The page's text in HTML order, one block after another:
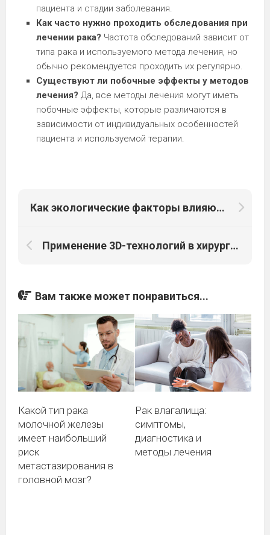
пациента и стадии заболевания.
Как часто нужно проходить обследования при
лечении рака? Частота обследований зависит от
типа рака и используемого метода лечения, но
обычно рекомендуется проходить их регулярно.
Существуют ли побочные эффекты у методов
лечения? Да, все методы лечения могут иметь
побочные эффекты, которые различаются в
зависимости от индивидуальных особенностей
пациента и используемой терапии.
Как экологические факторы влияют на здоровье человека
Применение 3D-технологий в хирургии опухолей
Вам также может понравиться...
Какой тип рака
молочной железы
имеет наибольший
риск
метастазирования в
головной мозг?
Рак влагалища:
симптомы,
диагностика и
методы лечения